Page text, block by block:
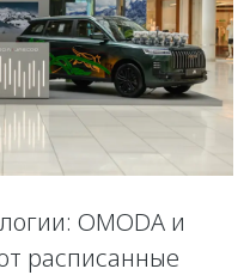
OMODA и
расписанные